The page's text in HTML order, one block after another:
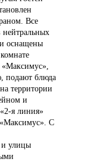
Все
оснащены
«Максимус»,
подают блюда
территории
и
я линия»
«Максимус». С
и улицы